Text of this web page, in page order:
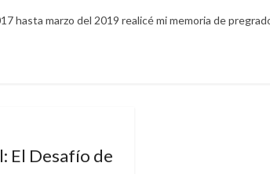
hasta marzo del 2019 realicé mi memoria de
El Desafío de